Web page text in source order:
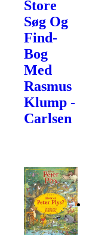
Store
Søg Og
Find-
Bog
Med
Rasmus
Klump -
Carlsen